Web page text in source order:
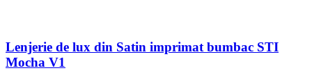
Lenjerie de lux din Satin imprimat bumbac STI
Mocha V1